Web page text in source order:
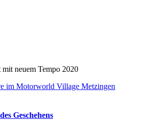
neuem Tempo 2020
Geschehens